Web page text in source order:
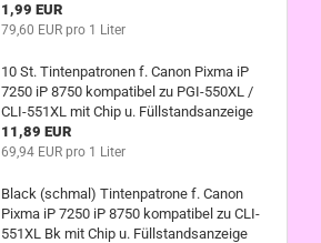
1,99 EUR
79,60 EUR pro 1 Liter
10 St. Tintenpatronen f. Canon Pixma iP
7250 iP 8750 kompatibel zu PGI-550XL /
CLI-551XL mit Chip u. Füllstandsanzeige
11,89 EUR
69,94 EUR pro 1 Liter
Black (schmal) Tintenpatrone f. Canon
Pixma iP 7250 iP 8750 kompatibel zu CLI-
551XL Bk mit Chip u. Füllstandsanzeige